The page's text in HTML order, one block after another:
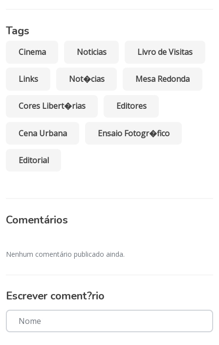
Tags
Cinema Noticias Livro de Visitas
Links Not�cias Mesa Redonda
Cores Libert�rias Editores
Cena Urbana Ensaio Fotogr�fico
Editorial
Comentários
Nenhum comentário publicado ainda.
Escrever coment?rio